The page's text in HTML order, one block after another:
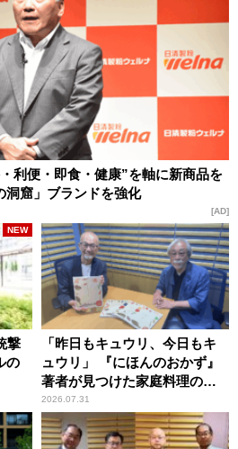
利便・即食・健康”を軸に新商品を
窟」ブランドを強化
AD
撃
の
NEW
「昨日もキュウリ、今日もキ
ュウリ」 『にほんのおかず』
著者が見つけた家庭料理の知
恵
2026.07.31